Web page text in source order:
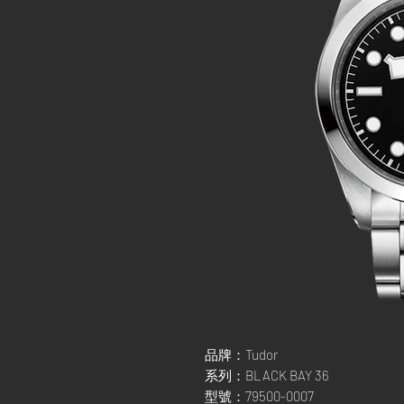
品牌：Tudor
系列：BLACK BAY 36
型號：79500-0007